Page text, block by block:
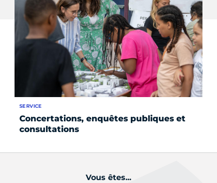
Concertations, enquêtes publiques et
consultations
SERVICE
Vous êtes...